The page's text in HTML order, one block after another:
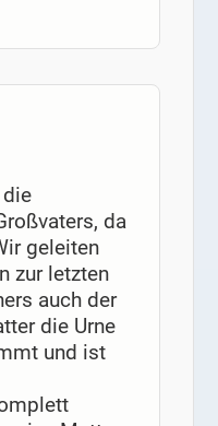
da
geleiten
zur letzten
auch der
die Urne
und ist